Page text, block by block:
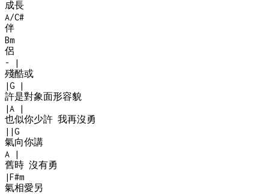
成長
A/C#
伴
Bm
侶
-
|
殘酷或
|G
|
許是對象面形容貌
|A
|
也似你少許 我再沒勇
| |G
氣向你講
A
|
舊時 沒有勇
|F#m
氣相愛另